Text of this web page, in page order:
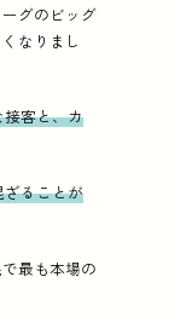
グのビッグ
なりまし
客と、カ
ることが
最も本場の